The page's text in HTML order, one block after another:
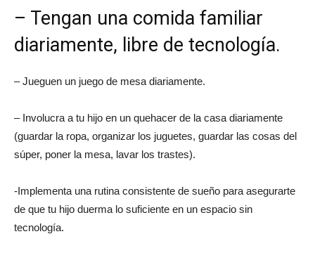
– Tengan una comida familiar
diariamente, libre de tecnología.
– Jueguen un juego de mesa diariamente.
– Involucra a tu hijo en un quehacer de la casa diariamente
(guardar la ropa, organizar los juguetes, guardar las cosas del
súper, poner la mesa, lavar los trastes).
-Implementa una rutina consistente de sueño para asegurarte
de que tu hijo duerma lo suficiente en un espacio sin
tecnología.